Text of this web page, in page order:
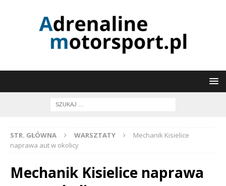
STR. GŁÓWNA WARSZTATY
Mechanik Kisielice
naprawa aut w okolicy
Mechanik Kisielice naprawa